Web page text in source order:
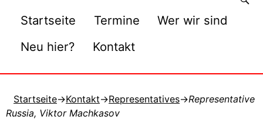
Startseite Termine
Wer wir sind
Neu hier?
Kontakt
Startseite→Kontakt→Representatives→Representative
Russia, Viktor Machkasov